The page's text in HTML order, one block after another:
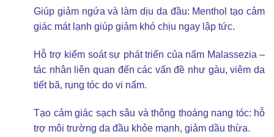
Giúp giảm ngứa và làm dịu da đầu: Menthol tạo cảm
giác mát lạnh giúp giảm khó chịu ngay lập tức.
Hỗ trợ kiểm soát sự phát triển của nấm Malassezia –
tác nhân liên quan đến các vấn đề như gàu, viêm da
tiết bã, rụng tóc do vi nấm.
Tạo cảm giác sạch sâu và thông thoáng nang tóc: hỗ
trợ môi trường da đầu khỏe mạnh, giảm dầu thừa.